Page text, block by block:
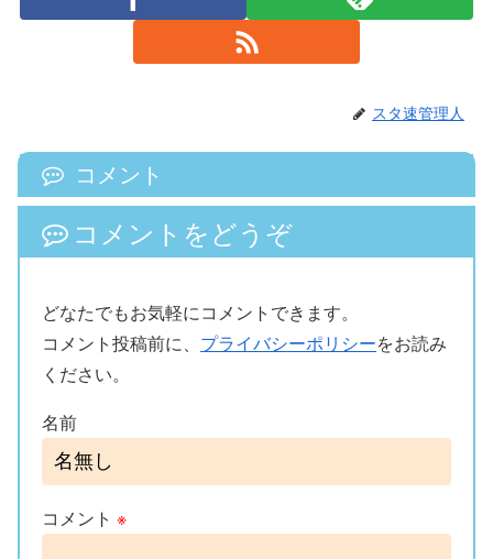
スタ速管理人
コメント
コメントをどうぞ
どなたでもお気軽にコメントできます。
コメント投稿前に、 プライバシーポリシーをお読み
ください。
名前
コメント ※